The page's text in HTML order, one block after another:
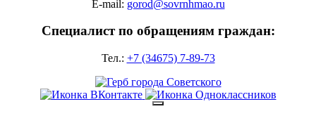
E-mail: gorod@sovrnhmao.ru
Специалист по обращениям граждан:
Тел.: +7 (34675) 7-89-73